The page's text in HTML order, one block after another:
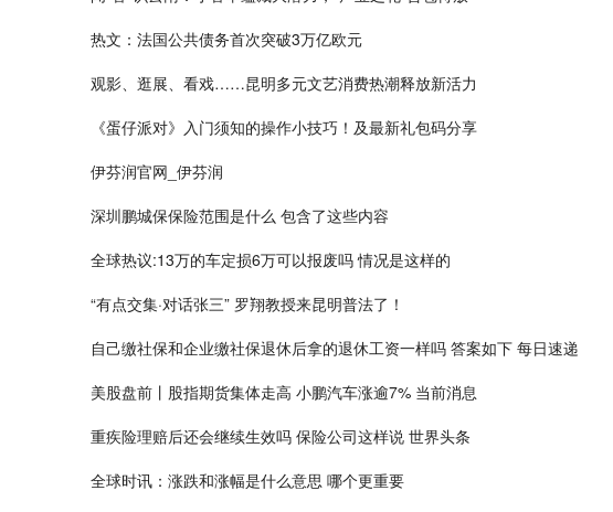
热文：法国公共债务首次突破3万亿欧元
观影、逛展、看戏……昆明多元文艺消费热潮释放新活力
《蛋仔派对》入门须知的操作小技巧！及最新礼包码分享
伊芬润官网_伊芬润
深圳鹏城保保险范围是什么 包含了这些内容
全球热议:13万的车定损6万可以报废吗 情况是这样的
“有点交集·对话张三” 罗翔教授来昆明普法了！
自己缴社保和企业缴社保退休后拿的退休工资一样吗 答案如下 每日速递
美股盘前丨股指期货集体走高 小鹏汽车涨逾7% 当前消息
重疾险理赔后还会继续生效吗 保险公司这样说 世界头条
全球时讯：涨跌和涨幅是什么意思 哪个更重要